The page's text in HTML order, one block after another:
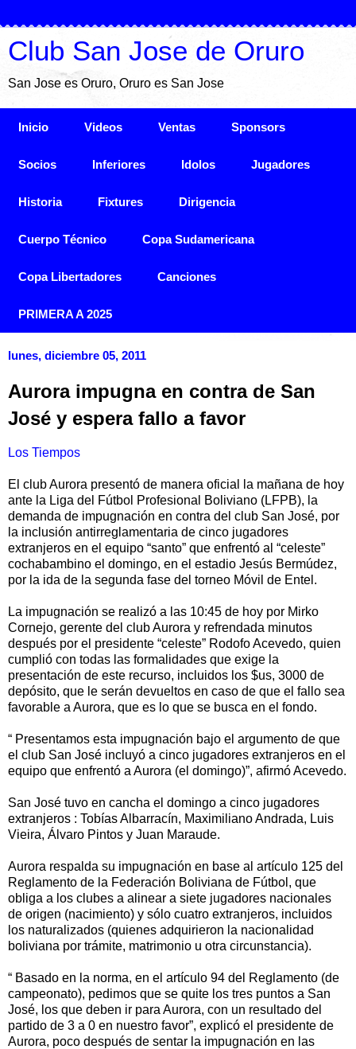
Club San Jose de Oruro
San Jose es Oruro, Oruro es San Jose
Inicio Videos Ventas Sponsors
Socios Inferiores Idolos Jugadores
Historia Fixtures Dirigencia
Cuerpo Técnico Copa Sudamericana
Copa Libertadores Canciones
PRIMERA A 2025
lunes, diciembre 05, 2011
Aurora impugna en contra de San
José y espera fallo a favor
Los Tiempos
El club Aurora presentó de manera oficial la mañana de hoy
ante la Liga del Fútbol Profesional Boliviano (LFPB), la
demanda de impugnación en contra del club San José, por
la inclusión antirreglamentaria de cinco jugadores
extranjeros en el equipo “santo” que enfrentó al “celeste”
cochabambino el domingo, en el estadio Jesús Bermúdez,
por la ida de la segunda fase del torneo Móvil de Entel.
La impugnación se realizó a las 10:45 de hoy por Mirko
Cornejo, gerente del club Aurora y refrendada minutos
después por el presidente “celeste” Rodofo Acevedo, quien
cumplió con todas las formalidades que exige la
presentación de este recurso, incluidos los $us, 3000 de
depósito, que le serán devueltos en caso de que el fallo sea
favorable a Aurora, que es lo que se busca en el fondo.
“ Presentamos esta impugnación bajo el argumento de que
el club San José incluyó a cinco jugadores extranjeros en el
equipo que enfrentó a Aurora (el domingo)”, afirmó Acevedo.
San José tuvo en cancha el domingo a cinco jugadores
extranjeros : Tobías Albarracín, Maximiliano Andrada, Luis
Vieira, Álvaro Pintos y Juan Maraude.
Aurora respalda su impugnación en base al artículo 125 del
Reglamento de la Federación Boliviana de Fútbol, que
obliga a los clubes a alinear a siete jugadores nacionales
de origen (nacimiento) y sólo cuatro extranjeros, incluidos
los naturalizados (quienes adquirieron la nacionalidad
boliviana por trámite, matrimonio u otra circunstancia).
“ Basado en la norma, en el artículo 94 del Reglamento (de
campeonato), pedimos que se quite los tres puntos a San
José, los que deben ir para Aurora, con un resultado del
partido de 3 a 0 en nuestro favor”, explicó el presidente de
Aurora, poco después de sentar la impugnación en las